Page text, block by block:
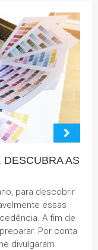
DESCUBRA AS
para descobrir
essas
A fim de
Por conta
divulgaram